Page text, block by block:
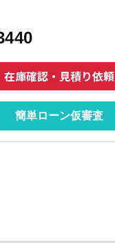
在庫確認・見積り依頼
簡単ローン仮審査